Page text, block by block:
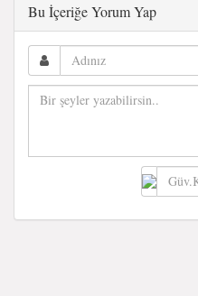
Bu İçeriğe Yorum Yap